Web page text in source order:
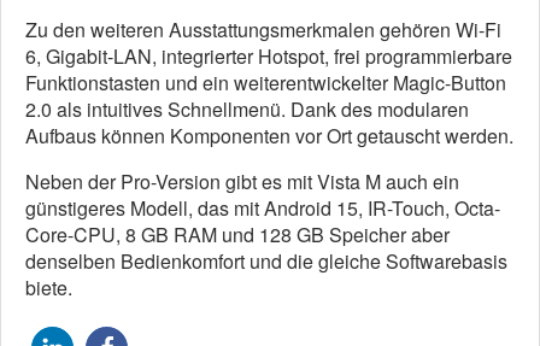
Zu den weiteren Ausstattungsmerkmalen gehören Wi-Fi
6, Gigabit-LAN, integrierter Hotspot, frei programmierbare
Funktionstasten und ein weiterentwickelter Magic-Button
2.0 als intuitives Schnellmenü. Dank des modularen
Aufbaus können Komponenten vor Ort getauscht werden.
Neben der Pro-Version gibt es mit Vista M auch ein
günstigeres Modell, das mit Android 15, IR-Touch, Octa-
Core-CPU, 8 GB RAM und 128 GB Speicher aber
denselben Bedienkomfort und die gleiche Softwarebasis
biete.